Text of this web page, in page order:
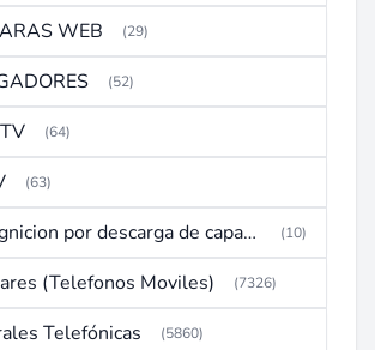
WEB (29)
(52)
(64)
(63)
CDI(Ignicion por descarga de capacitor) (10)
(Telefonos Moviles) (7326)
Telefónicas (5860)